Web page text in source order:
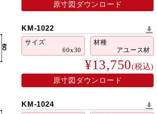
原寸図ダウンロード
KM-1022
サイズ
60x30
材種
アユース材
¥13,750(税込)
原寸図ダウンロード
KM-1024
は休業日です